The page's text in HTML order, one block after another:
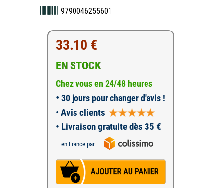
9790046255601
33.10 €
EN STOCK
Chez vous en 24/48 heures
• 30 jours pour changer d'avis !
• Avis clients
• Livraison gratuite dès 35 €
en France par